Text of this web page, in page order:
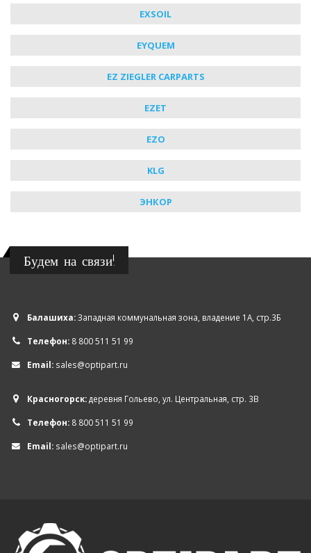
EXSOIL
EYQUEM
EZ ZIEGLER CARPARTS
EZET
EZO
KLG
ЭНКОР
Будем на связи!
Балашиха:Западная коммунальная зона, владение 1А, стр.3Б
Телефон: 8 800 511 51 99
Email: sales@optipart.ru
Красногорск:деревня Гольево, ул. Центральная, стр. 3В
Телефон: 8 800 511 51 99
Email: sales@optipart.ru